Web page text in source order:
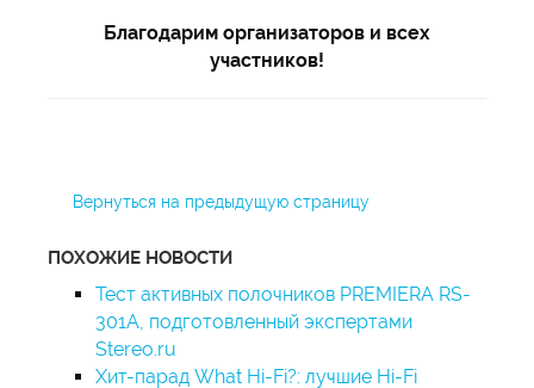
Благодарим организаторов и всех
участников!
Вернуться на предыдущую страницу
ПОХОЖИЕ НОВОСТИ
Тест активных полочников PREMIERA RS-
301A, подготовленный экспертами
Stereo.ru
Хит-парад What Hi-Fi?: лучшие Hi-Fi